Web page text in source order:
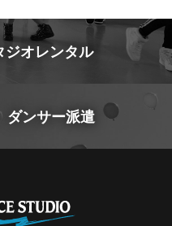
ジオレンタル
ダンサー派遣